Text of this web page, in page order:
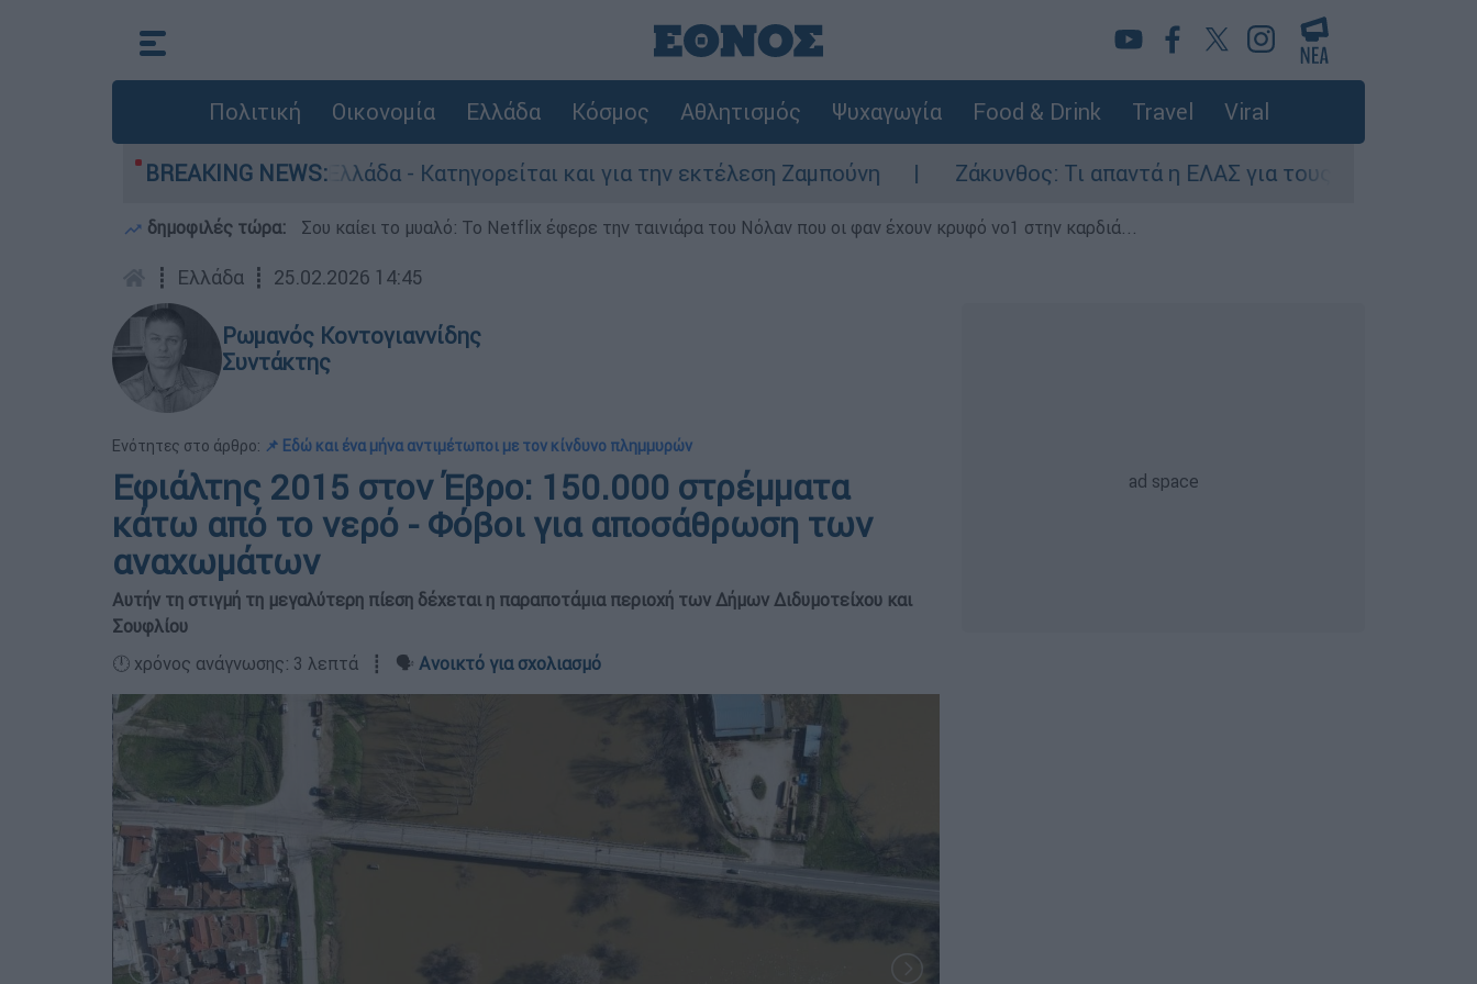
Πολιτική Οικονομία Ελλάδα Κόσμος Αθλητισμός Ψυχαγωγία Food & Drink Travel Viral
BREAKING NEWS:
στην Ελλάδα - Κατηγορείται και για την εκτέλεση Ζαμπούνη Ζάκυνθος: Τι απαντά η ΕΛΑΣ για τους 8 βιασμούς
δημοφιλές τώρα: Σου καίει το μυαλό: Το Netflix έφερε την ταινιάρα του Νόλαν που οι φαν έχουν κρυφό νο1 στην καρδιά...
┋ Ελλάδα ┋ 25.02.2026 14:45
Ρωμανός Κοντογιαννίδης
Συντάκτης
Ενότητες στο άρθρο: 📌 Εδώ και ένα μήνα αντιμέτωποι με τον κίνδυνο πλημμυρών
Εφιάλτης 2015 στον Έβρο: 150.000 στρέμματα
κάτω από το νερό - Φόβοι για αποσάθρωση των
αναχωμάτων
Αυτήν τη στιγμή τη μεγαλύτερη πίεση δέχεται η παραποτάμια περιοχή των Δήμων Διδυμοτείχου και
Σουφλίου
🕛 χρόνος ανάγνωσης: 3 λεπτά ┋ 🗣️ Ανοικτό για σχολιασμό